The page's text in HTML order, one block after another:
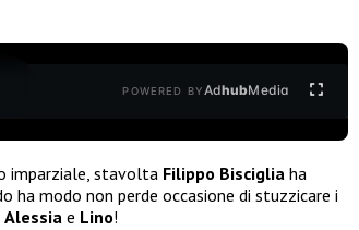
POWERED BYAdhubMedia
imparziale, stavolta Filippo Bisciglia ha
ha modo non perde occasione di stuzzicare i
Alessia e Lino!